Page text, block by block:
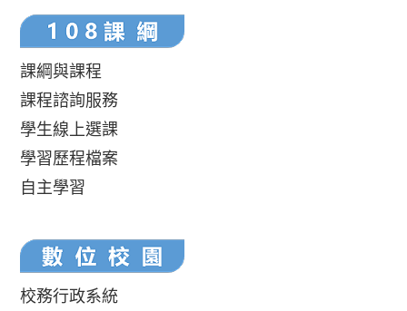
課綱與課程
課程諮詢服務
學生線上選課
學習歷程檔案
自主學習
校務行政系統